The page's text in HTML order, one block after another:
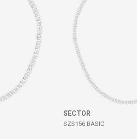
SECTOR
SZS156 BASIC